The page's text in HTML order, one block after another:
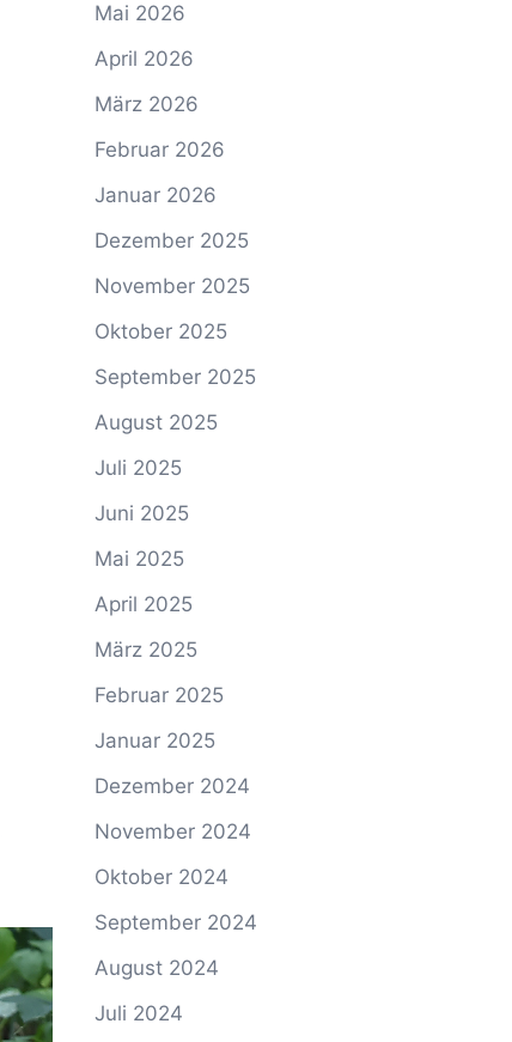
Mai 2026
April 2026
März 2026
Februar 2026
Januar 2026
Dezember 2025
November 2025
Oktober 2025
September 2025
August 2025
Juli 2025
Juni 2025
Mai 2025
April 2025
März 2025
Februar 2025
Januar 2025
Dezember 2024
November 2024
Oktober 2024
September 2024
August 2024
Juli 2024